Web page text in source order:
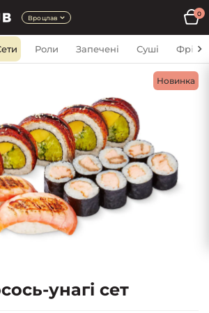
Вроцлав
0
Роли Запечені Суші Фрі
Новинка
унагі сет